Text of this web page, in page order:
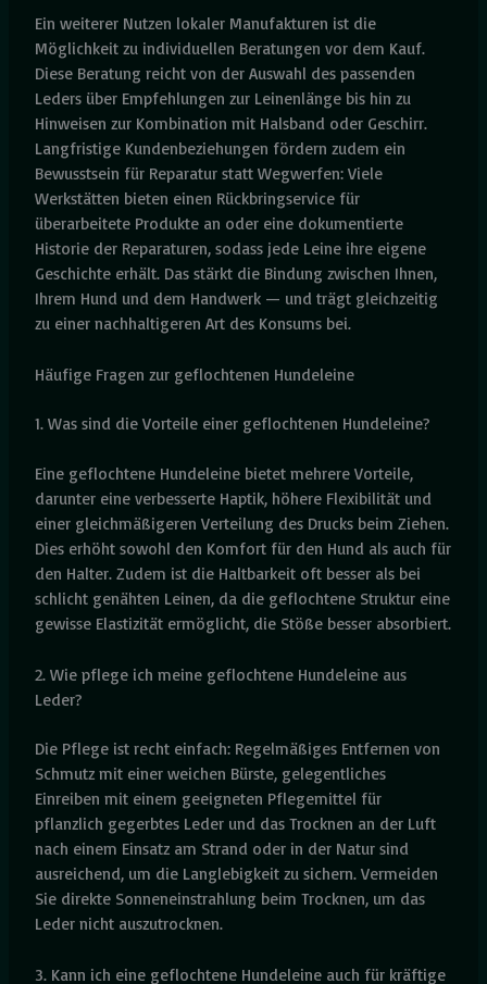
Ein weiterer Nutzen lokaler Manufakturen ist die
Möglichkeit zu individuellen Beratungen vor dem Kauf.
Diese Beratung reicht von der Auswahl des passenden
Leders über Empfehlungen zur Leinenlänge bis hin zu
Hinweisen zur Kombination mit Halsband oder Geschirr.
Langfristige Kundenbeziehungen fördern zudem ein
Bewusstsein für Reparatur statt Wegwerfen: Viele
Werkstätten bieten einen Rückbringservice für
überarbeitete Produkte an oder eine dokumentierte
Historie der Reparaturen, sodass jede Leine ihre eigene
Geschichte erhält. Das stärkt die Bindung zwischen Ihnen,
Ihrem Hund und dem Handwerk — und trägt gleichzeitig
zu einer nachhaltigeren Art des Konsums bei.
Häufige Fragen zur geflochtenen Hundeleine
1. Was sind die Vorteile einer geflochtenen Hundeleine?
Eine geflochtene Hundeleine bietet mehrere Vorteile,
darunter eine verbesserte Haptik, höhere Flexibilität und
einer gleichmäßigeren Verteilung des Drucks beim Ziehen.
Dies erhöht sowohl den Komfort für den Hund als auch für
den Halter. Zudem ist die Haltbarkeit oft besser als bei
schlicht genähten Leinen, da die geflochtene Struktur eine
gewisse Elastizität ermöglicht, die Stöße besser absorbiert.
2. Wie pflege ich meine geflochtene Hundeleine aus
Leder?
Die Pflege ist recht einfach: Regelmäßiges Entfernen von
Schmutz mit einer weichen Bürste, gelegentliches
Einreiben mit einem geeigneten Pflegemittel für
pflanzlich gegerbtes Leder und das Trocknen an der Luft
nach einem Einsatz am Strand oder in der Natur sind
ausreichend, um die Langlebigkeit zu sichern. Vermeiden
Sie direkte Sonneneinstrahlung beim Trocknen, um das
Leder nicht auszutrocknen.
3. Kann ich eine geflochtene Hundeleine auch für kräftige